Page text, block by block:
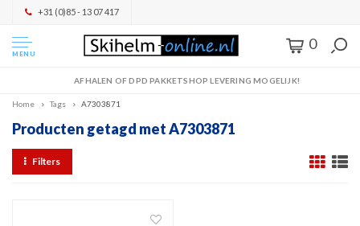
+31 (0)85 - 13 07 417
MENU
0
AFHALEN OF DPD PAKKETSHOP LEVERING MOGELIJK!
Home Tags A7303871
Producten getagd met A7303871
Filters